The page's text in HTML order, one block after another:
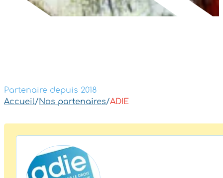
Partenaire depuis 2018
Accueil/Nos partenaires/ADIE